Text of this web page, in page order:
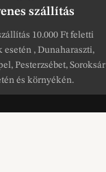
szállítás
10.000 Ft feletti
esetén , Dunaharaszti,
Pesterzsébet, Soroksár
és környékén.